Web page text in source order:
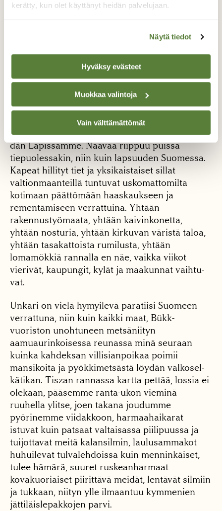
kerätty, kun olet käyttänyt heidän palvelujaan.
Näytä tiedot
Hyväksy evästeet
Muokkaa valintoja
Vain välttämättömät
ja liittyä ulkomaanturistien virtaan — silloin,
polt­taa. Saan parhaan ystäväni mukaan, joku
Ruotsissa ihmettelen suunnattomia
metsäpintaaloja ja oman Hämeeni korkeudella
monen penin­kulman mittaisia asumatto­mia
tienvarsitaipaleita, pi­tempiä kuin missään mei­
dän Lapissamme. Naavaa riippuu puissa
tiepuolessa­kin, niin kuin lapsuuden Suomessa.
Kapeat hillityt tiet ja yksikaistaiset sillat
valtionmaanteillä tuntuvat uskomattomilta
kotimaan päättömään haaskaukseen ja
rementämiseen verrattui­na. Yhtään
rakennustyö­maata, yhtään kaivinkonet­ta,
yhtään nosturia, yhtään kirkuvan väristä taloa,
yh­tään tasakattoista rumilus­ta, yhtään
lomamökkiä rannalla en näe, vaikka vii­kot
vierivät, kaupungit, ky­lät ja maakunnat vaihtu­
vat.
Unkari on vielä hymyile­vä paratiisi Suomeen
ver­rattuna, niin kuin kaikki maat, Bükk-
vuoriston unohtuneen metsäniityn
aamuaurinkoisessa reunas­sa minä seuraan
kuinka kahdeksan villisianpoikaa poimii
mansikoita ja pyökkimetsästä löydän valkosel­
kätikan. Tiszan rannassa kartta pettää, lossia ei
ole­kaan, pääsemme ranta-ukon vieminä
ruuhella ylit­se, joen takana joudumme
pyörinemme viidakkoon, harmaahaikarat
istuvat kuin patsaat valtaisassa pii­lipuussa ja
tuijottavat mei­tä kalansilmin, laulusammakot
huhuilevat tulvaleh­doissa kuin menninkäiset,
tulee hämärä, suuret ruskeanharmaat
kovakuoriai­set piirittävä meidät, lentä­vät silmiin
ja tukkaan, nii­tyn ylle ilmaantuu kymme­nien
jättiläislepakkojen parvi.